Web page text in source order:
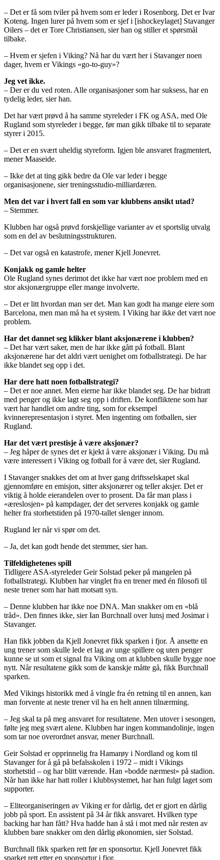
– Det er få som tviler på hvem som er leder i Rosenborg. Det er Ivar
Koteng. Ingen lurer på hvem som er sjef i [ishockeylaget] Stavanger
Oilers – det er Tore Christiansen, sier han og stiller et spørsmål
tilbake.
– Hvem er sjefen i Viking? Nå har du vært her i Stavanger noen
dager, hvem er Vikings «go-to-guy»?
Jeg vet ikke.
– Der er du ved roten. Alle organisasjoner som har suksess, har en
tydelig leder, sier han.
Det har vært prøvd å ha samme styreleder i FK og ASA, med Ole
Rugland som styreleder i begge, før man gikk tilbake til to separate
styrer i 2015.
– Det er en svært uheldig styreform. Igjen ble ansvaret fragmentert,
mener Maaseide.
– Ikke det at ting gikk bedre da Ole var leder i begge
organisasjonene, sier treningsstudio-milliardæren.
Men det var i hvert fall en som var klubbens ansikt utad?
– Stemmer.
Klubben har også prøvd forskjellige varianter av et sportslig utvalg
som en del av beslutningsstrukturen.
– Det var også en katastrofe, mener Kjell Jonevret.
Konjakk og gamle helter
Ole Rugland synes derimot det ikke har vært noe problem med en
stor aksjonærgruppe eller mange involverte.
– Det er litt hvordan man ser det. Man kan godt ha mange eiere som
Barcelona, men man må ha et system. I Viking har ikke det vært noe
problem.
Har det dannet seg klikker blant aksjonærene i klubben?
– Det har vært saker, men de har ikke gått på fotball. Blant
aksjonærene har det aldri vært uenighet om fotballstrategi. De har
ikke blandet seg opp i det.
Har dere hatt noen fotballstrategi?
– Det er noe annet. Men eierne har ikke blandet seg. De har bidratt
med penger og ikke lagt seg opp i driften. De konfliktene som har
vært har handlet om andre ting, som for eksempel
kvinnerepresentasjon i styret. Men ingenting om fotballen, sier
Rugland.
Har det vært prestisje å være aksjonær?
– Jeg håper de synes det er kjekt å være aksjonær i Viking. Du må
være interessert i Viking og fotball for å være det, sier Rugland.
I Stavanger snakkes det om at hver gang driftsselskapet skal
gjennomføre en emisjon, sitter aksjonærer og teller aksjer. Det er
viktig å holde eierandelen over to prosent. Da får man plass i
«æreslosjen» på kampdager, der det serveres konjakk og gamle
helter fra storhetstiden på 1970-tallet slenger innom.
Rugland ler når vi spør om det.
– Ja, det kan godt hende det stemmer, sier han.
Tilfeldighetenes spill
Tidligere ASA-styreleder Geir Solstad peker på mangelen på
fotballstrategi. Klubben har vinglet fra en trener med én filosofi til
neste trener som har hatt motsatt syn.
– Denne klubben har ikke noe DNA. Man snakker om en «blå
tråd». Den finnes ikke, sier Ian Burchnall over lunsj med Josimar i
Stavanger.
Han fikk jobben da Kjell Jonevret fikk sparken i fjor. Å ansette en
ung trener som skulle lede et lag av unge spillere og uten penger
kunne se ut som et signal fra Viking om at klubben skulle bygge noe
nytt. Når resultatene gikk som de kanskje måtte gå, fikk Burchnall
sparken.
Med Vikings historikk med å vingle fra én retning til en annen, kan
man forvente at neste trener vil ha en helt annen tilnærming.
– Jeg skal ta på meg ansvaret for resultatene. Men utover i sesongen,
følte jeg meg svært alene. Klubben har ingen kommandolinje, ingen
som tar noe overordnet ansvar, mener Burchnall.
Geir Solstad er opprinnelig fra Hamarøy i Nordland og kom til
Stavanger for å gå på befalsskolen i 1972 – midt i Vikings
storhetstid – og har blitt værende. Han «bodde nærmest» på stadion.
Når han ikke har hatt roller i klubbsystemet, har han fulgt laget som
supporter.
– Eliteorganiseringen av Viking er for dårlig, det er gjort en dårlig
jobb på sport. En assistent på 34 år fikk ansvaret. Hvilken type
backing har han fått? Hva hadde han å stå i mot med når resten av
klubben bare snakker om den dårlig økonomien, sier Solstad.
Burchnall fikk sparken rett før en sponsortur. Kjell Jonevret fikk
sparket rett etter en sponsortur i fjor.